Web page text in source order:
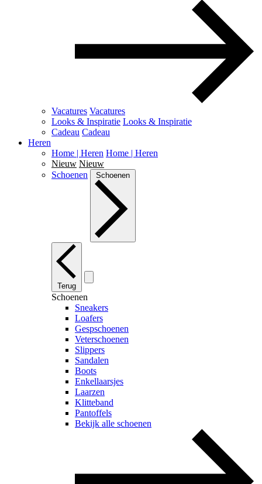
Vacatures Vacatures
Looks & Inspiratie Looks & Inspiratie
Cadeau Cadeau
Heren
Home | Heren Home | Heren
Nieuw Nieuw
Schoenen
Schoenen
Terug
Schoenen
Sneakers
Loafers
Gespschoenen
Veterschoenen
Slippers
Sandalen
Boots
Enkellaarsjes
Laarzen
Klitteband
Pantoffels
Bekijk alle schoenen